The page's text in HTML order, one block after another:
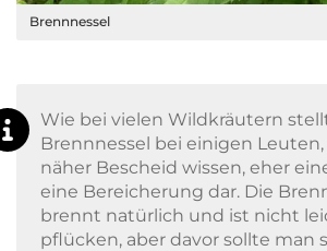
Brennnessel
Wie bei vielen Wildkräutern
Brennnessel bei einigen
näher Bescheid wissen, eher
eine Bereicherung dar. Die
brennt natürlich und ist nicht
pflücken, aber davor sollte man